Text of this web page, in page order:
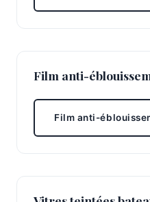
Film anti-
Film anti-